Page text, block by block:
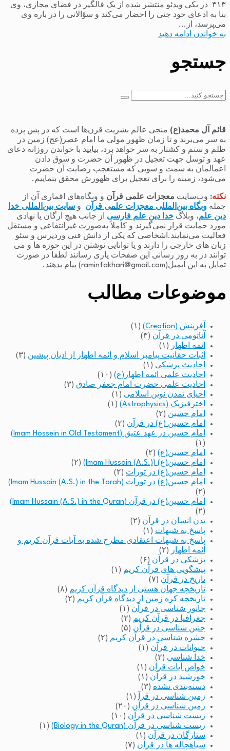
۳۱۳ در یکی ویدئو منتشر شده از یک فالگیر در فضای مجازی، وی
بنا به ادعای خود جنی را احضار می‌کند و سؤالاتی را در باره وی
می‌پرسد، از...
به خواندن ادامه دهید
جستجو
جستجو
قائم آل محمد(ع) منجی عالم بشریت قرن‌ها است که در پس پرده
به سر می‌برند و تا زمان ظهور مولی ما امام عصر(عج) زمین در
ظلم و ستم و کشتار به سر خواهد برد، بیایید با خواندن روزانه دعای
عهد و توسل جهت تعجیل در ظهور آن حضرت و سوق دادن
اعمالمان به سمت و سویی که مستعجب رضایت آن حضرت
می‌شود، زمینه را برای تعجیل برای ظهورش محقق بنماییم.
نکته: وب‌سایت معجزات علمی قرآن و وبگاه‌های اقماری آن از
جمله وبگاه بین‌المللی معجزات علمی قرآن و سایت بین‌المللی خدا
دین علم، وبلاگ خدا دین علم فارسی از جانب هیچ ارگان یا نهادی
مورد حمایت قرار نمی‌گیرند و کاملاً به‌صورت غیرانتفاعی و مستقل
فعالیت می‌نمایند.اشخاصی که یکی از دانش فنی وردپرس و سئو
زبان های خارجی را دارند و یا توانایی نوشتن در این حوزه ها و می
توانند در به روز رسانی این صفحات یاری رسانند لطفا در صورت
تمایل به این ایمیل(raminfakhari@gmail.com) پیام بدهند.
موضوعات مطالب
آفرینش (Creation)
(۱)
آناتومی در قرآن (۳)
ائمه اطهار
(۱)
اثبات حقانیت پیامبر اسلام و ائمه اطهار از ادیان پیشین (۳)
احادیث پزشکی (۱)
احادیث علمی ائمه اطهار(ع) (۱۰)
احادیث علمی حضرت امام جعفر صادق (۳)
احیای تمدن نوین اسلامی (۱)
اخترفیزیک (Astrophysics)
(۱)
امام حسین (۲)
امام حسین (ع) در قرآن (۲)
امام حسین در عهد عتیق (Imam Hossein in Old Testament)
(۱)
امام حسین(ع) (۲)
امام حسین(ع) (Imam Hussain (A.S.))
(۲)
امام حسین(ع) در تورات (۲)
امام حسین(ع) در تورات (Imam Hussain (A.S.) in the Torah)
(۲)
امام حسین(ع) در قرآن (Imam Hussain (A.S.) in the Quran)
(۲)
بدن انسان در قرآن (۲)
پاسخ به شبهات (۱)
پاسخ به شبهات اعتقادی مطرح شده به آیات قرآن کریم و
ائمه اطهار
(۲)
پزشکی در قرآن (۶)
پیشگویی های قرآن کریم (۱)
تاریخ در قرآن (۷)
تاریخچه جهان هستی از دیدگاه قرآن کریم (۸)
تاریخچه کره زمین از دیدگاه قرآن کریم (۲)
جانور شناسی در قرآن (۱)
جغرافیا در قرآن کریم (۲)
جنین شناسی در قرآن (۵)
حشره شناسی در قرآن کریم (۲)
حیوانات در قرآن (۱)
خدا شناسی (۲)
خواص آیات قرآن (۱)
خورشید در قرآن (۱)
دسته‌بندی نشده (۳)
زمین شناسی در قرآ
(۱)
زمین شناسی در قرآن (۲۰)
زیست شناسی در قرآن (۱۰)
زیست شناسی در قرآن (Biology in the Quran)
(۱)
ستارگان در قرآن (۱)
سیاهچاله ها در قرآن (۷)